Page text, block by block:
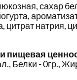
сахар
цитрат натрия,
пищевая
Белки - 0гр.,